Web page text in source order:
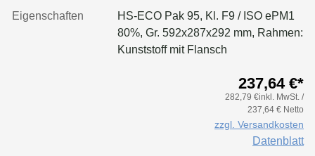
Eigenschaften
HS-ECO Pak 95, Kl. F9 / ISO ePM1
80%, Gr. 592x287x292 mm, Rahmen:
Kunststoff mit Flansch
237,64 €*
282,79 €inkl. MwSt. /
237,64 € Netto
zzgl. Versandkosten
Datenblatt